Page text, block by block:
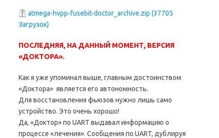
atmega-hvpp-fusebit-doctor_archive.zip (37705
Загрузок)
ПОСЛЕДНЯЯ, НА ДАННЫЙ МОМЕНТ, ВЕРСИЯ
«ДОКТОРА».
Как я уже упоминал выше, главным достоинством
«Доктора» является его автономность.
Для восстановления фьюзов нужно лишь само
устройство. Это очень хорошо!
Да, «Доктор» по UART выдавал информацию о
процессе «лечения». Сообщения по UART, дублируя